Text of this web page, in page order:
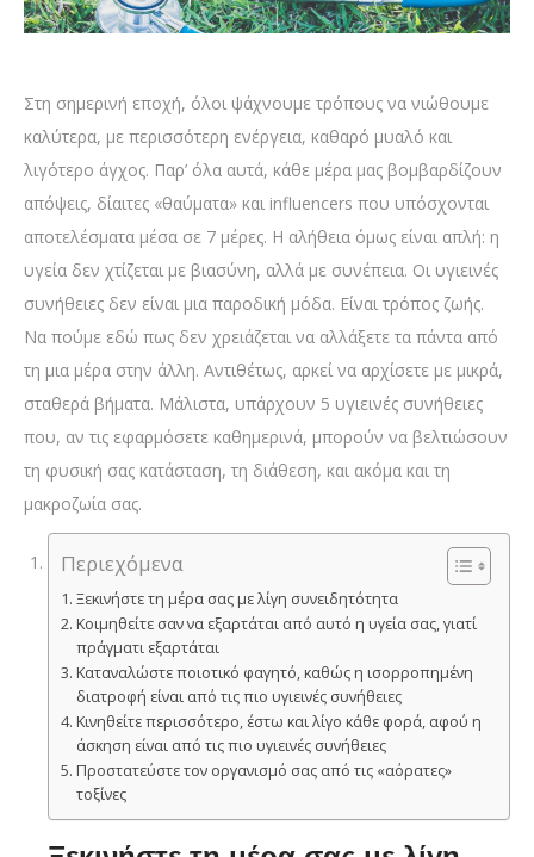
Στη σημερινή εποχή, όλοι ψάχνουμε τρόπους να νιώθουμε
καλύτερα, με περισσότερη ενέργεια, καθαρό μυαλό και
λιγότερο άγχος. Παρ’ όλα αυτά, κάθε μέρα μας βομβαρδίζουν
απόψεις, δίαιτες «θαύματα» και influencers που υπόσχονται
αποτελέσματα μέσα σε 7 μέρες. Η αλήθεια όμως είναι απλή: η
υγεία δεν χτίζεται με βιασύνη, αλλά με συνέπεια. Οι υγιεινές
συνήθειες δεν είναι μια παροδική μόδα. Είναι τρόπος ζωής.
Να πούμε εδώ πως δεν χρειάζεται να αλλάξετε τα πάντα από
τη μια μέρα στην άλλη. Αντιθέτως, αρκεί να αρχίσετε με μικρά,
σταθερά βήματα. Μάλιστα, υπάρχουν 5 υγιεινές συνήθειες
που, αν τις εφαρμόσετε καθημερινά, μπορούν να βελτιώσουν
τη φυσική σας κατάσταση, τη διάθεση, και ακόμα και τη
μακροζωία σας.
Περιεχόμενα
Ξεκινήστε τη μέρα σας με λίγη συνειδητότητα
Κοιμηθείτε σαν να εξαρτάται από αυτό η υγεία σας, γιατί
πράγματι εξαρτάται
Καταναλώστε ποιοτικό φαγητό, καθώς η ισορροπημένη
διατροφή είναι από τις πιο υγιεινές συνήθειες
Κινηθείτε περισσότερο, έστω και λίγο κάθε φορά, αφού η
άσκηση είναι από τις πιο υγιεινές συνήθειες
Προστατεύστε τον οργανισμό σας από τις «αόρατες»
τοξίνες